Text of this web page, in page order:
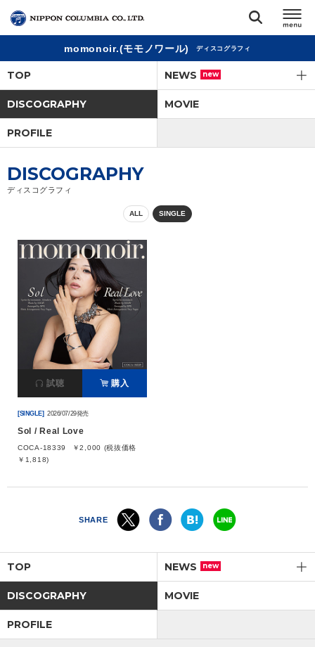
閉じる
アーティスト
ジャンル
オーディション
直営ショップ
会社情報
サイトマップ
お問い合わせ
momonoir.(モモノワール) ディスコグラフィ
TOP NEWS new
DISCOGRAPHY MOVIE
PROFILE
DISCOGRAPHY
ディスコグラフィ
ALL SINGLE
試聴 購入
[SINGLE] 2026/07/29発売
Sol / Real Love
COCA-18339
￥2,000 (税抜価格
￥1,818)
SHARE
TOP NEWS new
DISCOGRAPHY MOVIE
PROFILE